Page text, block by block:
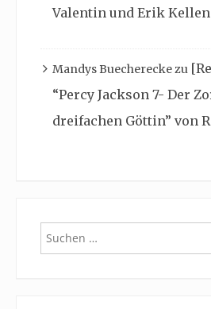
Valentin und Erik Kellen
Mandys Buechereckezu
“Percy Jackson 7- Der
dreifachen Göttin” von
Suchen
nach: